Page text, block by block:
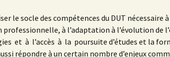
le socle des compétences du DUT nécessaire à
professionnelle, à l’adaptation à l’évolution de
et à l’accès à la poursuite d’études et la
répondre à un certain nombre d’enjeux